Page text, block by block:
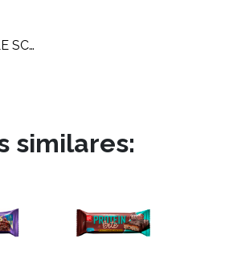
SHAKER SIMPLE SCITEC
similares: